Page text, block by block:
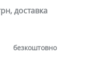
доставка
безкоштовно